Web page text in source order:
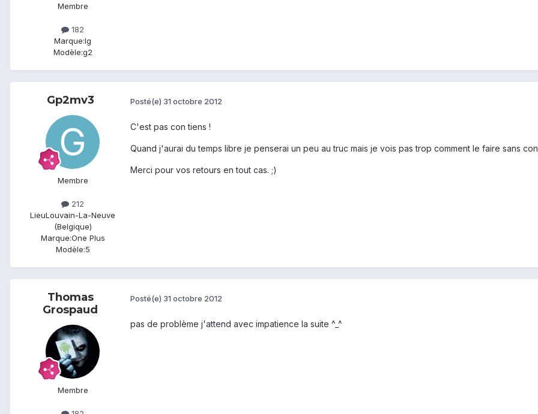
Membre
182
Marque:lg
Modèle:g2
Gp2mv3
Membre
212
LieuLouvain-La-Neuve
(Belgique)
Marque:One Plus
Modèle:5
Posté(e) 31 octobre 2012
C'est pas con tiens !
Quand j'aurai du temps libre je penserai un peu au truc mais je vois pas trop comment le faire sans
Merci pour vos retours en tout cas. ;)
Thomas
Grospaud
Membre
Posté(e) 31 octobre 2012
pas de problème j'attend avec impatience la suite ^_^